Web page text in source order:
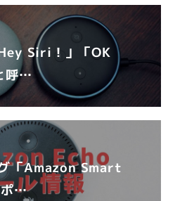
Siri！」「OK
呼…
「Amazon Smart
ポ…